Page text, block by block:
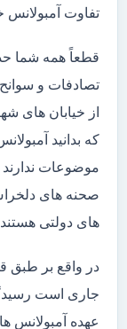
تفاوت
قطعاً همه شما
تصادفات و
از خیابان های
که بدانید
موضوعات
صحنه های
های دولتی
در واقع بر طبق
جاری است
عهده آمبولانس